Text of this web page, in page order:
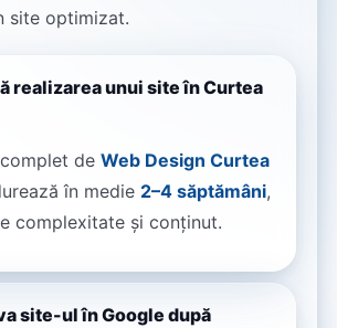
site optimizat.
realizarea unui site în Curtea
de Web Design Curtea
în medie 2–4 săptămâni,
complexitate și conținut.
site-ul în Google după